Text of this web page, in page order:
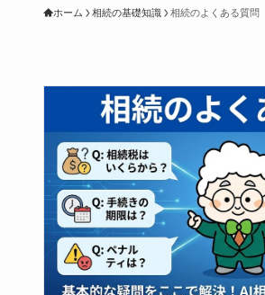
ホーム 相続の基礎知識 相続のよくある質問